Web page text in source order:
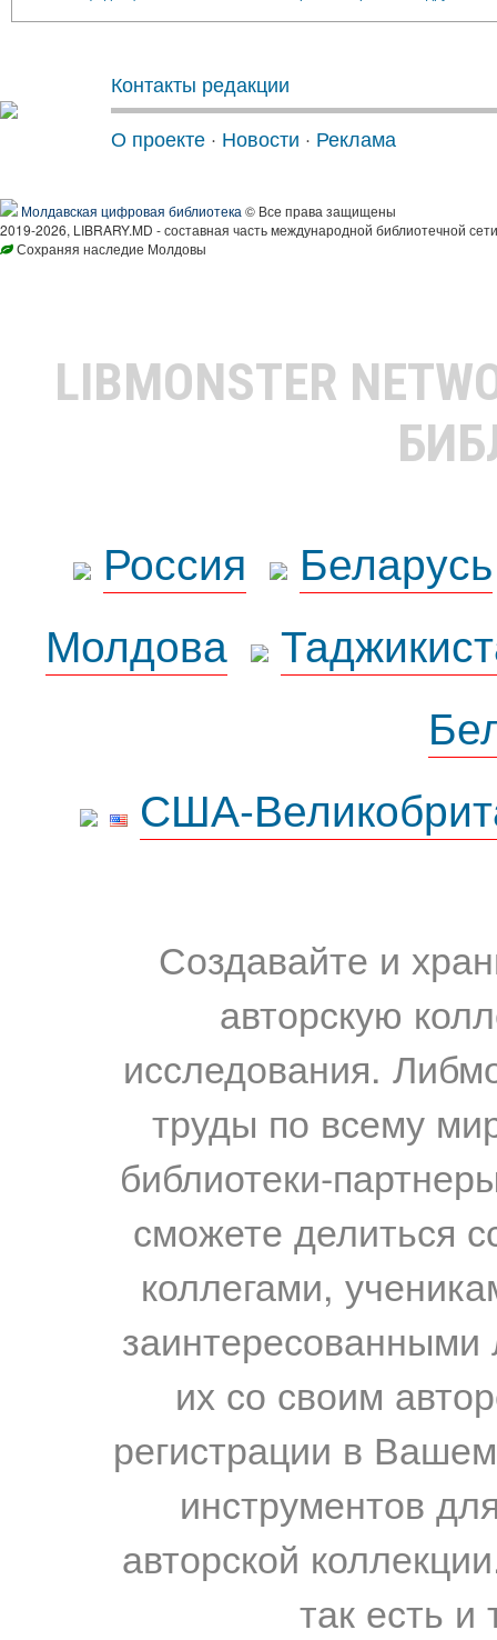
Контакты редакции
О проекте · Новости · Реклама
Молдавская цифровая библиотека © Все права защищены
2019-2026, LIBRARY.MD - составная часть международной библиотечной
Сохраняя наследие Молдовы
LIBMONSTER
Россия
Беларусь
Молдова
США-
Создавайте и
авторскую
исследования.
труды по всему
библиотеки-
сможете делиться
коллегами,
их со своим
регистрации в
инструментов
авторской
так есть и